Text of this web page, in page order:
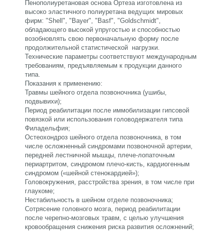
Пенополиуретановая основа Ортеза изготовлена из
высоко эластичного полиуретана ведущих мировых
фирм: "Shell", "Bayer", "Basf", "Goldschmidt",
обладающего высокой упругостью и способностью
возобновлять свою первоначальную форму после
продолжительной статистической нагрузки.
Технические параметры соответствуют международным
требованиям, предъявляемым к продукции данного
типа.
Показания к применению:
Травмы шейного отдела позвоночника (ушибы,
подвывихи);
Период реабилитации после иммобилизации гипсовой
повязкой или использования головодержателя типа
Филадельфия;
Остеохондроз шейного отдела позвоночника, в том
числе осложненный синдромами позвоночной артерии,
передней лестничной мышцы, плече-лопаточным
периартритом, синдромом плечо-кисть, кардиогенным
синдромом («шейной стенокардией»);
Головокружения, расстройства зрения, в том числе при
глаукоме;
Нестабильность в шейном отделе позвоночника;
Сотрясение головного мозга, период реабилитации
после черепно-мозговых травм, с целью улучшения
кровообращения снижения риска развития осложнений;